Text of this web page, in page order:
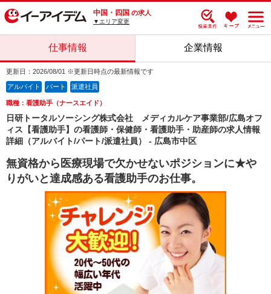
中国・四国 の求人
▼エリア変更
仕事情報 企業情報
更新日：2026/08/01 ※更新日時点の最新情報です
アルバイト パート 派遣社員
職種：看護助手（ナースエイド）
日研トータルソーシング株式会社 メディカルケア事業部/広島オフ
ィス【看護助手】の看護師・保健師・看護助手・助産師の求人情報
詳細（アルバイト/パート/派遣社員） - 広島市中区
無資格から医療現場で欠かせないポジションに★や
りがいと達成感ある看護助手のお仕事。